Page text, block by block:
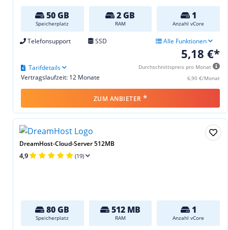
50 GB
Speicherplatz
2 GB
RAM
1
Anzahl vCore
Telefonsupport SSD Alle Funktionen
5,18 €*
Durchschnittspreis pro Monat
6,90 €/Monat
Vertragslaufzeit: 12 Monate
Tarifdetails
ZUM ANBIETER *
DreamHost-Cloud-Server 512MB
4,9 (19)
80 GB
Speicherplatz
512 MB
RAM
1
Anzahl vCore